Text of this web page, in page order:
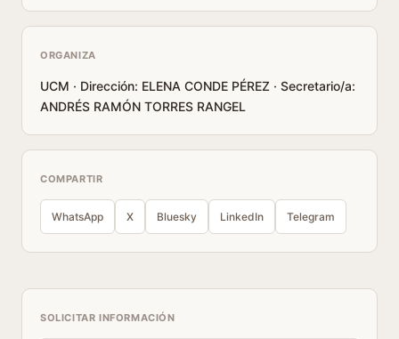
ORGANIZA
UCM · Dirección: ELENA CONDE PÉREZ · Secretario/a:
ANDRÉS RAMÓN TORRES RANGEL
COMPARTIR
WhatsApp X Bluesky LinkedIn Telegram
SOLICITAR INFORMACIÓN